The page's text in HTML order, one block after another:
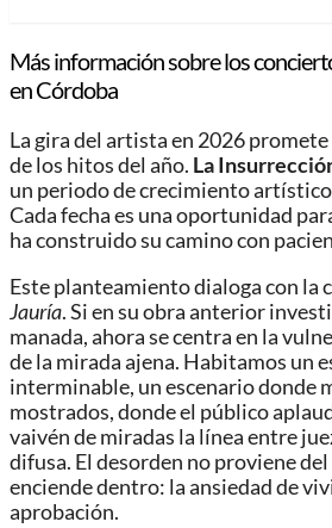
Más información sobre los
en Córdoba
La gira del artista en 2026
de los hitos del año. La
un periodo de crecimiento
Cada fecha es una oportunidad
ha construido su camino con
Este planteamiento dialoga con la
Jauría. Si en su obra anterior
manada, ahora se centra en la
de la mirada ajena. Habitamos un
interminable, un escenario donde
mostrados, donde el público
vaivén de miradas la línea entre
difusa. El desorden no proviene
enciende dentro: la ansiedad de
aprobación.